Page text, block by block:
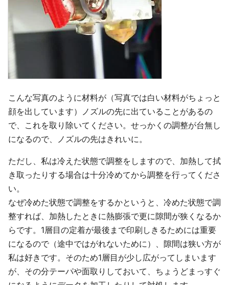
こんな写真のように材料が（写真では白い材料がちょっと
顔を出しています）ノズルの先に出ていることがあるの
で、これを取り除いてください。せっかくの調整が台無し
になるので、ノズルの先はきれいに。
ただし、私は冷えた状態で調整をしますので、加熱して拭
き取ったりする場合は十分冷めてから調整を行ってくださ
い。
なぜ冷めた状態で調整をするかというと、冷めた状態で調
整すれば、加熱したときに熱膨張で更に隙間が狭くなるか
らです。1層目の定着が最後まで印刷しきるためには重要
になるので（途中ではがれないために）、隙間は狭い方が
私は好きです。そのため1層目が少し広がってしまいます
が、その分テーパや面取りしておいて、ちょうどまっすぐ